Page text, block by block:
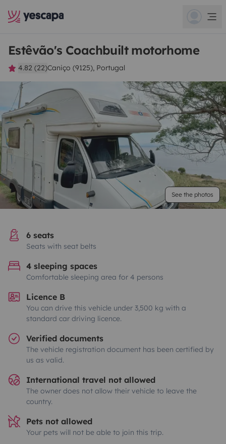
Estêvão's Coachbuilt motorhome
4.82 (22)Caniço (9125), Portugal
See the photos
6 seats
Seats with seat belts
4 sleeping spaces
Comfortable sleeping area for 4 persons
Licence B
You can drive this vehicle under 3,500 kg with a
standard car driving licence.
Verified documents
The vehicle registration document has been certified by
us as valid.
International travel not allowed
The owner does not allow their vehicle to leave the
country.
Pets not allowed
Your pets will not be able to join this trip.